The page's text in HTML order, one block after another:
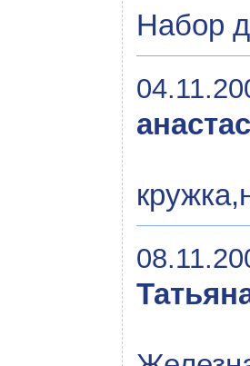
Набор